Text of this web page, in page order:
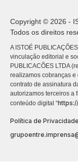
Copyright © 2026 -
Todos os direitos
A ISTOÉ
vinculação editorial e
PUBLICACÕES LTDA
realizamos cobranças
contrato de assinatura
autorizamos terceiros a
conteúdo digital “
Política de Privacidade